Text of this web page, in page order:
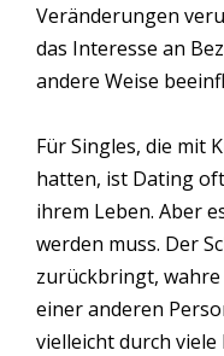
Veränderungen
das Interesse an
andere Weise
Für Singles, die mit
hatten, ist Dating
ihrem Leben. Aber
werden muss. Der
zurückbringt,
einer anderen
vielleicht durch